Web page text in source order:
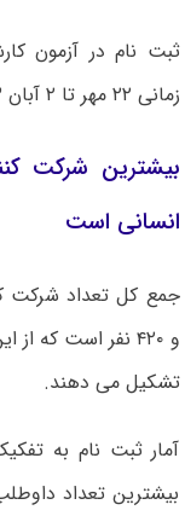
زمانی ۲۲ مهر تا ۲ آبان ۱۴۰۳ و ۲۰ تا ۲۳ آبان ۱۴۰۳ انجام گرفت.
انسانی است
جمع کل تعداد شرکت
تشکیل می دهند.
آمار ثبت نام به
بیشترین تعداد